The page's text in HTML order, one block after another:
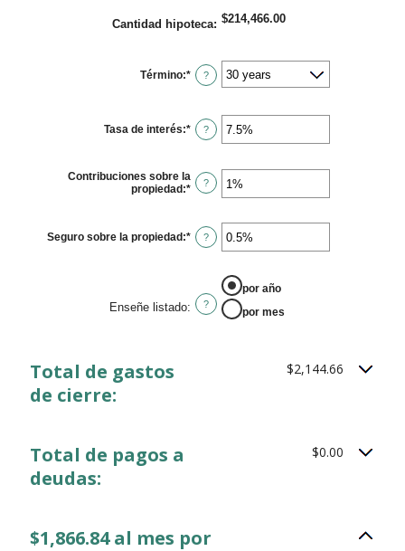
Cantidad hipoteca: $214,466.00
Término:* ?
Tasa de interés:* Enter
an
between
0%
and
?
Contribuciones sobre la
propiedad :* Enter
between
0%
?
Seguro sobre la propiedad:* Enter
an
between
and
10%
?
Enseñe listado: ?
por año
por mes
Total de gastos
de cierre:
$2,144.66
Total de pagos a
deudas:
$0.00
$1,866.84 al mes por